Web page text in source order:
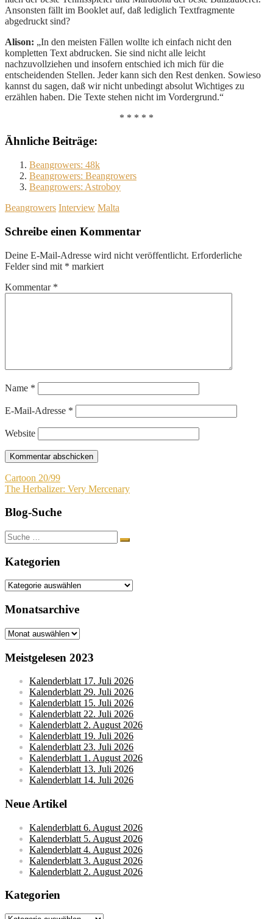
Ansonsten fällt im Booklet auf, daß lediglich Textfragmente
abgedruckt sind?
Alison: „In den meisten Fällen wollte ich einfach nicht den
kompletten Text abdrucken. Sie sind nicht alle leicht
nachzuvollziehen und insofern entschied ich mich für die
entscheidenden Stellen. Jeder kann sich den Rest denken. Sowieso
kannst du sagen, daß wir nicht unbedingt absolut Wichtiges zu
erzählen haben. Die Texte stehen nicht im Vordergrund.“
* * * * *
Ähnliche Beiträge:
Beangrowers: 48k
Beangrowers: Beangrowers
Beangrowers: Astroboy
Beangrowers Interview Malta
Schreibe einen Kommentar
Deine E-Mail-Adresse wird nicht veröffentlicht. Erforderliche
Felder sind mit * markiert
Kommentar *
Name *
E-Mail-Adresse *
Website
Beitragsnavigation
Cartoon 20/99
The Herbalizer: Very Mercenary
Blog-Suche
Suche
nach:
Kategorien
Kategorien
Monatsarchive
Monatsarchive
Meistgelesen 2023
Kalenderblatt 17. Juli 2026
Kalenderblatt 29. Juli 2026
Kalenderblatt 15. Juli 2026
Kalenderblatt 22. Juli 2026
Kalenderblatt 2. August 2026
Kalenderblatt 19. Juli 2026
Kalenderblatt 23. Juli 2026
Kalenderblatt 1. August 2026
Kalenderblatt 13. Juli 2026
Kalenderblatt 14. Juli 2026
Neue Artikel
Kalenderblatt 6. August 2026
Kalenderblatt 5. August 2026
Kalenderblatt 4. August 2026
Kalenderblatt 3. August 2026
Kalenderblatt 2. August 2026
Kategorien